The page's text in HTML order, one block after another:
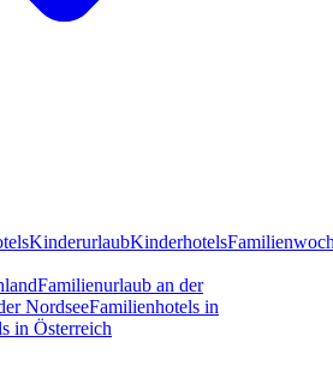
KinderurlaubKinderhotels
Familienurlaub an der
NordseeFamilienhotels in
in Österreich